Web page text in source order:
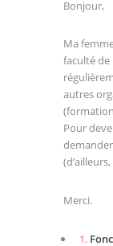
Bonjour,
Ma
faculté de
autres
Pour
Merci.
1.